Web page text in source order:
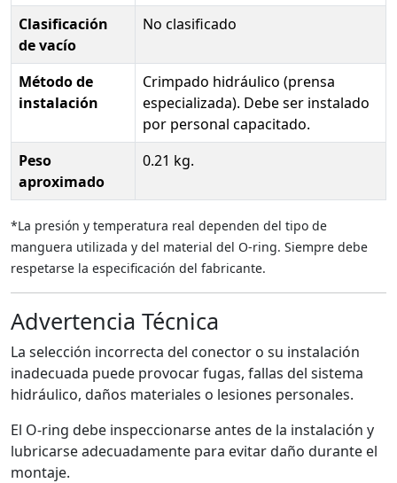
Clasificación
de vacío
No clasificado
Método de
instalación
Crimpado hidráulico (prensa
especializada). Debe ser instalado
por personal capacitado.
Peso
aproximado
0.21 kg.
*La presión y temperatura real dependen del tipo de
manguera utilizada y del material del O-ring. Siempre debe
respetarse la especificación del fabricante.
Advertencia Técnica
La selección incorrecta del conector o su instalación
inadecuada puede provocar fugas, fallas del sistema
hidráulico, daños materiales o lesiones personales.
El O-ring debe inspeccionarse antes de la instalación y
lubricarse adecuadamente para evitar daño durante el
montaje.